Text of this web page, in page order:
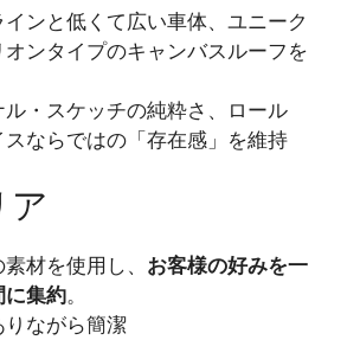
ンと低くて広い車体、ユニーク
オンタイプのキャンバスルーフを
ル・スケッチの純粋さ、ロール
スならではの「存在感」を維持
ア
材を使用し、 お客様の好みを一
に集約。
りながら簡潔